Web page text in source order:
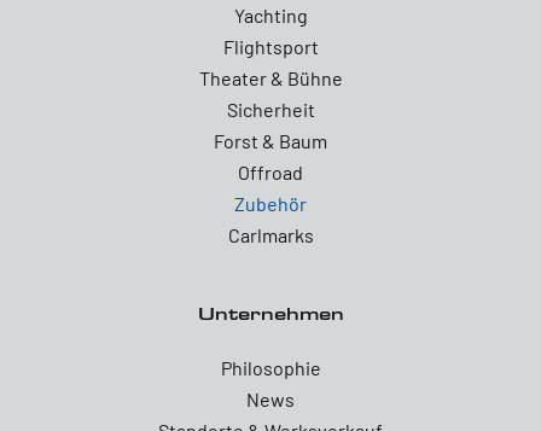
Yachting
Flightsport
Theater & Bühne
Sicherheit
Forst & Baum
Offroad
Zubehör
Carlmarks
Unternehmen
Philosophie
News